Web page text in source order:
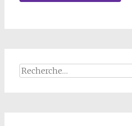
Rechercher :